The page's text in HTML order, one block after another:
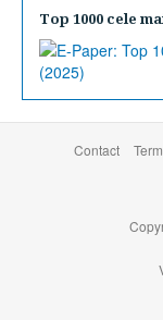
Top 1000 cele
Contact